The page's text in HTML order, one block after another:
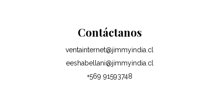
Contáctanos
ventainternet@jimmyindia.cl
eeshabellani@jimmyindia.cl
+569 91593748